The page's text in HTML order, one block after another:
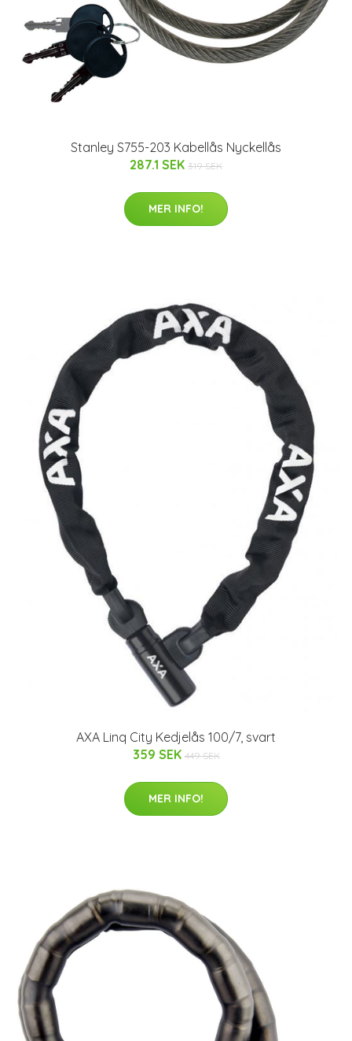
Stanley S755-203 Kabellås Nyckellås
287.1 SEK 319 SEK
MER INFO!
AXA Linq City Kedjelås 100/7, svart
359 SEK 449 SEK
MER INFO!